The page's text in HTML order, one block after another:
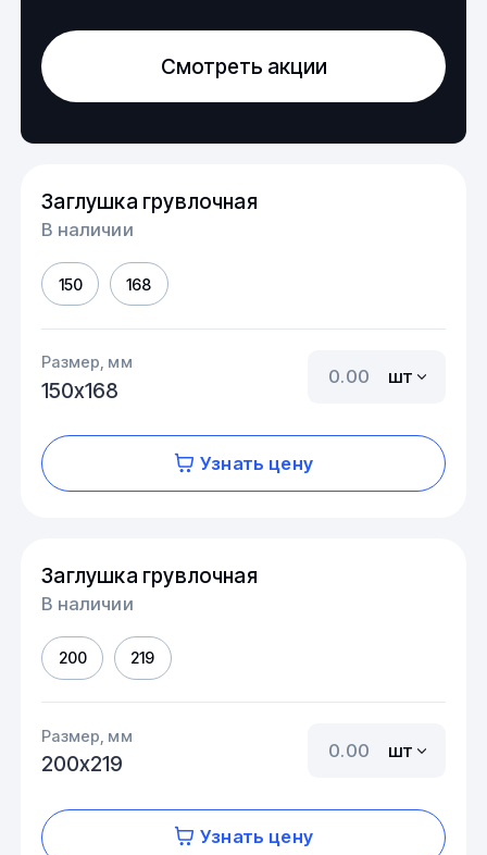
Смотреть акции
Заглушка грувлочная
В наличии
150 168
Размер, мм
150х168
шт
Узнать цену
Заглушка грувлочная
В наличии
200 219
Размер, мм
200х219
шт
Узнать цену